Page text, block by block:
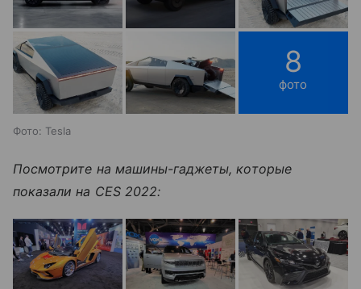
8
фото
Фото: Tesla
Посмотрите на машины-гаджеты, которые
показали на CES 2022: